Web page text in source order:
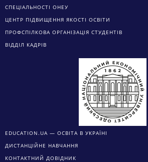
СПЕЦІАЛЬНОСТІ ОНЕУ
ЦЕНТР ПІДВИЩЕННЯ ЯКОСТІ ОСВІТИ
ПРОФСПІЛКОВА ОРГАНІЗАЦІЯ СТУДЕНТІВ
ВІДДІЛ КАДРІВ
EDUCATION.UA — ОСВІТА В УКРАЇНІ
ДИСТАНЦІЙНЕ НАВЧАННЯ
КОНТАКТНИЙ ДОВІДНИК